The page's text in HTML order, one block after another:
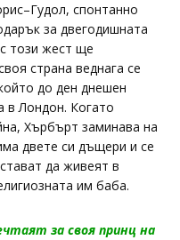
спонтанно
за двегодишната
този жест ще
страна веднага се
до ден днешен
в Лондон. Когато
Хърбърт заминава на
двете си дъщери и се
да живеят в
им баба.
за своя принц на